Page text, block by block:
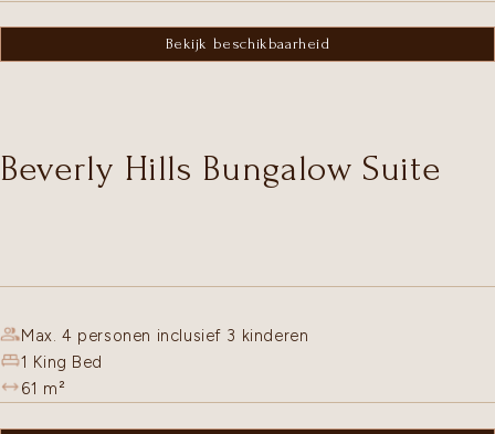
Bekijk beschikbaarheid
Beverly Hills Bungalow Suite
Max. 4 personen inclusief 3 kinderen
1 King Bed
61 m²